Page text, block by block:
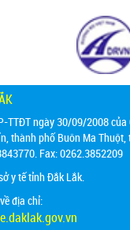
TTĐT ngày 30/09/2008
thành phố Buôn Ma
Fax: 0262.3852209
y tế tỉnh Đắk Lắk.
địa chỉ: